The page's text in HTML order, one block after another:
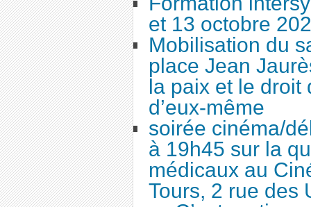
et 13 octobre
Mobilisation du
place Jean
la paix et le droit
d’eux-même
soirée cinéma/
à 19h45 sur la
médicaux au
Tours, 2 rue des